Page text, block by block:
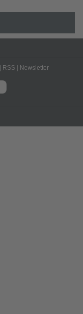
RSS Newsletter